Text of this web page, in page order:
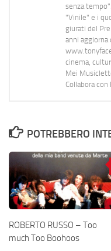
senza
"Vinile" e i
giurati del
anni
cinema,
Mei
Collabora con
POTREBBERO
ROBERTO RUSSO – Too
much Too Boohoos